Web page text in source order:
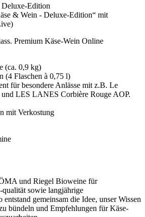
& Wein - Deluxe-Edition“ mit
Premium Käse-Wein Online
(ca. 0,9 kg)
(4 Flaschen à 0,75 l)
für besondere Anlässe mit z.B. Le
LES LANES Corbière Rouge AOP.
mit Verkostung
und Riegel Bioweine für
sowie langjährige
gemeinsam die Idee, unser Wissen
bündeln und Empfehlungen für Käse-